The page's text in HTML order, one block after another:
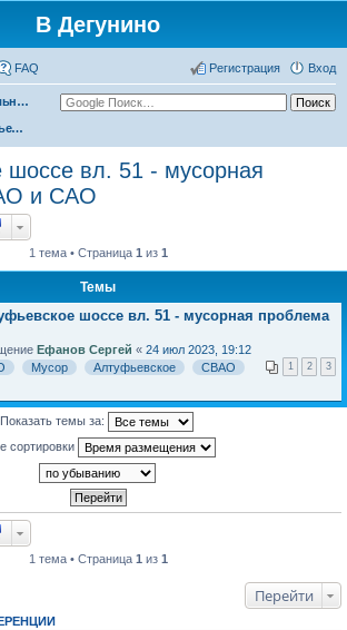
В Дегунино
FAQ Вход
Регистрация
Актуальные вопросы
Алтуфьевское шоссе вл. 51 - мусорная проблема СВАО и САО
шоссе вл. 51 - мусорная
и САО
1 тема • Страница 1 из 1
Темы
шоссе вл. 51 - мусорная проблема
Ефанов Сергей « 24 июл 2023, 19:12
1 2 3
Мусор Алтуфьевское
СВАО
Показать темы за:
сортировки
1 тема • Страница 1 из 1
Перейти